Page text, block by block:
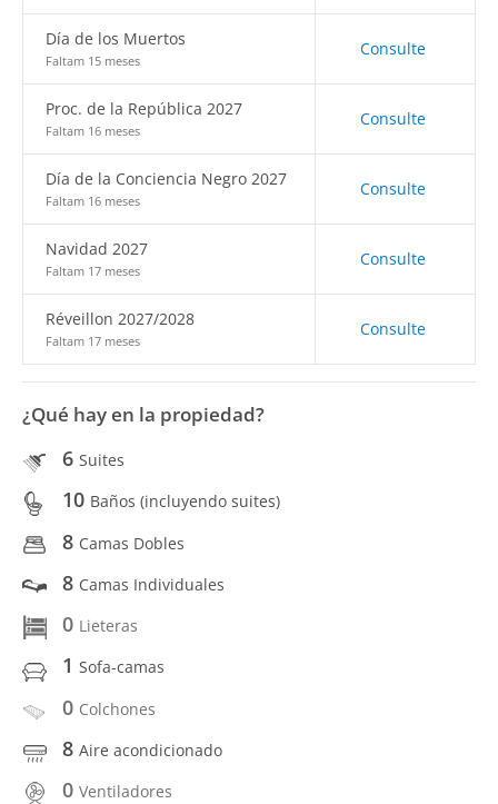
Día de los Muertos
Faltam 15 meses
Consulte
Proc. de la República 2027
Faltam 16 meses
Consulte
Día de la Conciencia Negro 2027
Faltam 16 meses
Consulte
Navidad 2027
Faltam 17 meses
Consulte
Réveillon 2027/2028
Faltam 17 meses
Consulte
¿Qué hay en la propiedad?
6 Suites
10 Baños (incluyendo suites)
8 Camas Dobles
8 Camas Individuales
0 Lieteras
1 Sofa-camas
0 Colchones
8 Aire acondicionado
0 Ventiladores